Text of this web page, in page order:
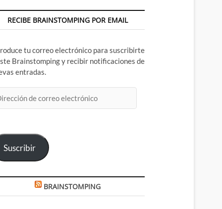
RECIBE BRAINSTOMPING POR EMAIL
tu correo electrónico para suscribirte
Brainstomping y recibir notificaciones de
entradas.
Suscribir
BRAINSTOMPING